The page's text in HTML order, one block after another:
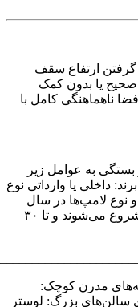
گرفتن ارتفاع سقف
یا بدون کمک
ناهماهنگی کامل با
به عوامل زیر
داخلی یا وارداتی نوع
نوع لامپ‌ها در سال
۲۰۲۵ قیمت‌ها از حدود ۱.۵ میلیون تومان شروع می‌شوند و تا ۳۰
مدرن کوچک:
سالن‌های بزرگ: لوستر